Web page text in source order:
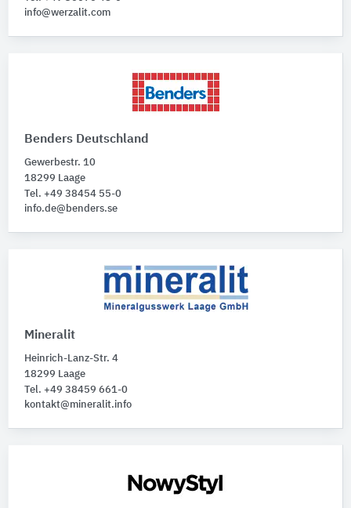
info@werzalit.com
Benders Deutschland
Gewerbestr. 10
18299 Laage
Tel. +49 38454 55-0
info.de@benders.se
Mineralit
Heinrich-Lanz-Str. 4
18299 Laage
Tel. +49 38459 661-0
kontakt@mineralit.info